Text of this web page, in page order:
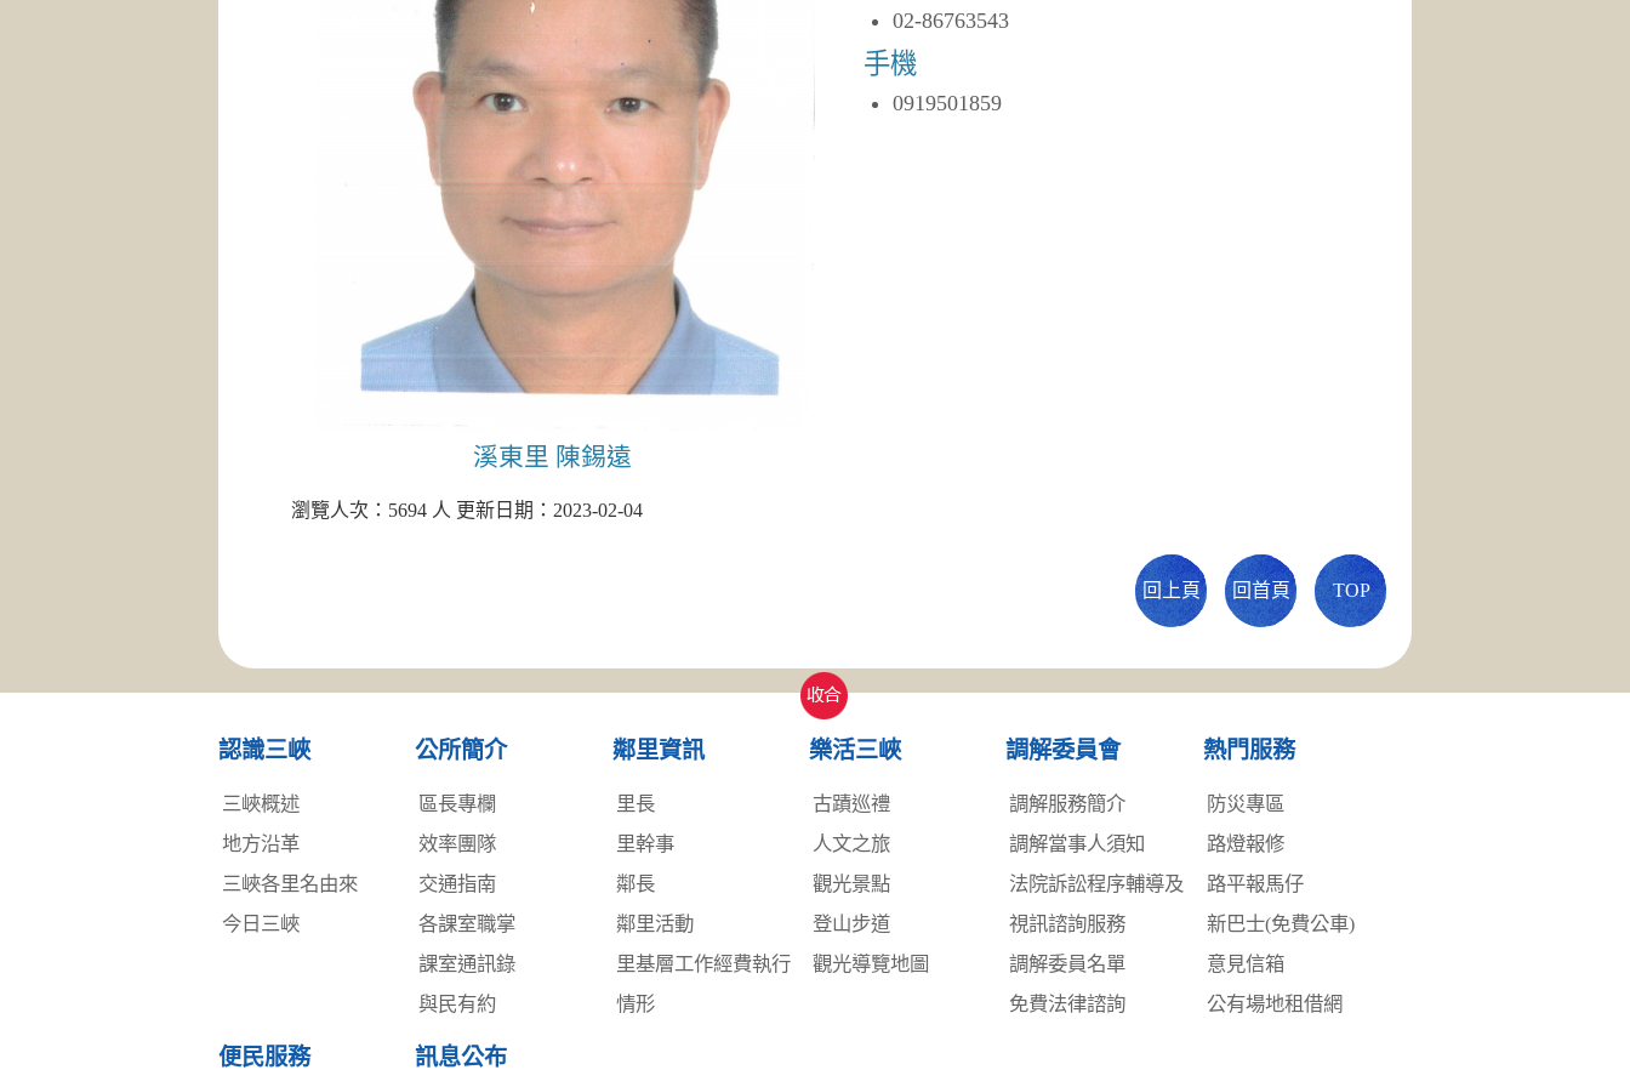
溪東里 陳錫遠
02-86763543
手機
0919501859
瀏覽人次：5694 人 更新日期：2023-02-04
回上頁 回首頁 TOP
收合
認識三峽
三峽概述
地方沿革
三峽各里名由來
今日三峽
公所簡介
區長專欄
效率團隊
交通指南
各課室職掌
課室通訊錄
與民有約
鄰里資訊
里長
里幹事
鄰長
鄰里活動
里基層工作經費執行
情形
樂活三峽
古蹟巡禮
人文之旅
觀光景點
登山步道
觀光導覽地圖
調解委員會
調解服務簡介
調解當事人須知
法院訴訟程序輔導及
視訊諮詢服務
調解委員名單
免費法律諮詢
熱門服務
防災專區
路燈報修
路平報馬仔
新巴士(免費公車)
意見信箱
公有場地租借網
便民服務 訊息公布